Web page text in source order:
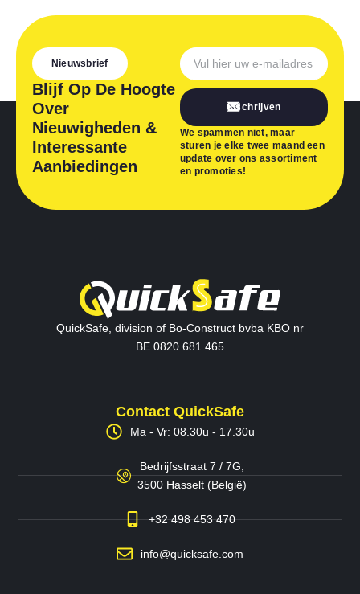
Nieuwsbrief
Blijf Op De Hoogte
Over
Nieuwigheden &
Interessante
Aanbiedingen
Inschrijven
We spammen niet, maar
sturen je elke twee maand een
update over ons assortiment
en promoties!
QuickSafe, division of Bo-Construct bvba KBO nr
BE 0820.681.465
Contact QuickSafe
Ma - Vr: 08.30u - 17.30u
Bedrijfsstraat 7 / 7G,
3500 Hasselt (België)
+32 498 453 470
info@quicksafe.com